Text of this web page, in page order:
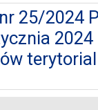
25/2024
2024